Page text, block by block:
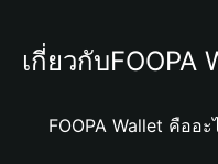
เกี่ยวกับFOOPA
FOOPA Wallet คืออะ